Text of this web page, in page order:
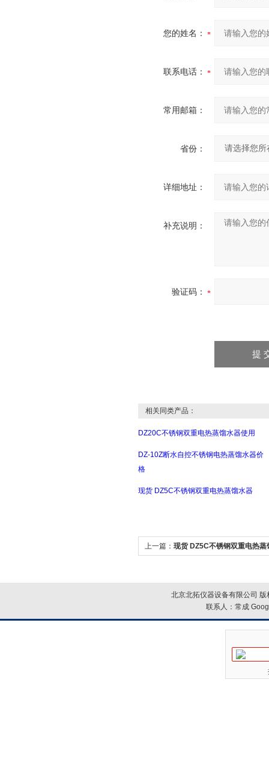
您的姓名：
联系电话：
常用邮箱：
省份：
详细地址：
补充说明：
验证码：
相关同类产品：
DZ20C不锈钢双重电热蒸馏水器使用
DZ-10Z断水自控不锈钢电热蒸馏水器价
格
现货 DZ5C不锈钢双重电热蒸馏水器
上一篇： 现货 DZ5C不锈钢双重电热蒸
北京北拓仪器设备有限公司
联系人：常成